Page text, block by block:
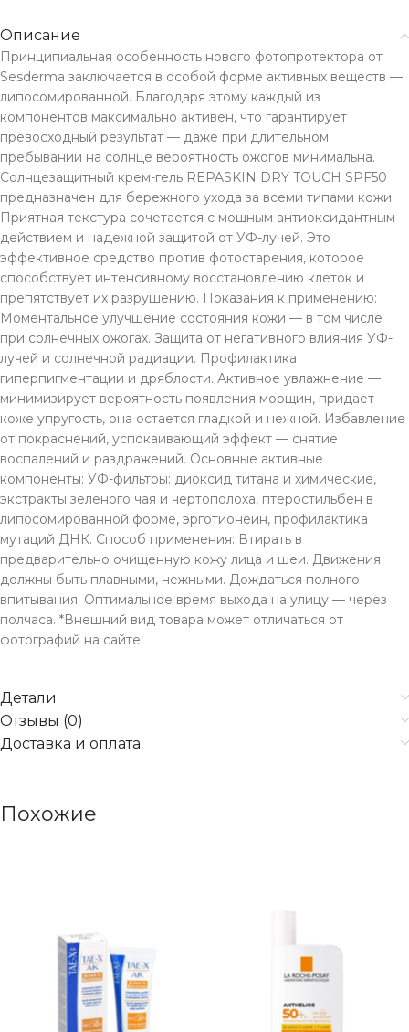
Описание
Принципиальная особенность нового фотопротектора от
Sesderma заключается в особой форме активных веществ —
липосомированной. Благодаря этому каждый из
компонентов максимально активен, что гарантирует
превосходный результат — даже при длительном
пребывании на солнце вероятность ожогов минимальна.
Солнцезащитный крем-гель REPASKIN DRY TOUCH SPF50
предназначен для бережного ухода за всеми типами кожи.
Приятная текстура сочетается с мощным антиоксидантным
действием и надежной защитой от УФ-лучей. Это
эффективное средство против фотостарения, которое
способствует интенсивному восстановлению клеток и
препятствует их разрушению. Показания к применению:
Моментальное улучшение состояния кожи — в том числе
при солнечных ожогах. Защита от негативного влияния УФ-
лучей и солнечной радиации. Профилактика
гиперпигментации и дряблости. Активное увлажнение —
минимизирует вероятность появления морщин, придает
коже упругость, она остается гладкой и нежной. Избавление
от покраснений, успокаивающий эффект — снятие
воспалений и раздражений. Основные активные
компоненты: УФ-фильтры: диоксид титана и химические,
экстракты зеленого чая и чертополоха, птеростильбен в
липосомированной форме, эрготионеин, профилактика
мутаций ДНК. Способ применения: Втирать в
предварительно очищенную кожу лица и шеи. Движения
должны быть плавными, нежными. Дождаться полного
впитывания. Оптимальное время выхода на улицу — через
полчаса. *Внешний вид товара может отличаться от
фотографий на сайте.
Детали
Отзывы (0)
Доставка и оплата
Похожие